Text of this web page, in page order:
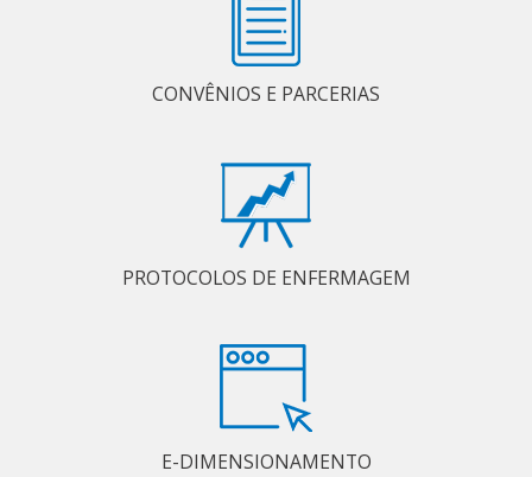
CONVÊNIOS E PARCERIAS
PROTOCOLOS DE ENFERMAGEM
E-DIMENSIONAMENTO